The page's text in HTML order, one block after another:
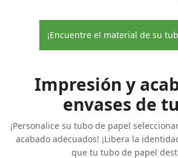
¡Encuentre el material de su
Impresión y
envases de
¡Personalice su tubo de papel
acabado adecuados! ¡Libera la
que tu tubo de papel